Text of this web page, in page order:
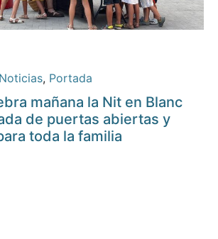
Noticias, Portada
mañana la Nit en Blanc
de puertas abiertas y
toda la familia